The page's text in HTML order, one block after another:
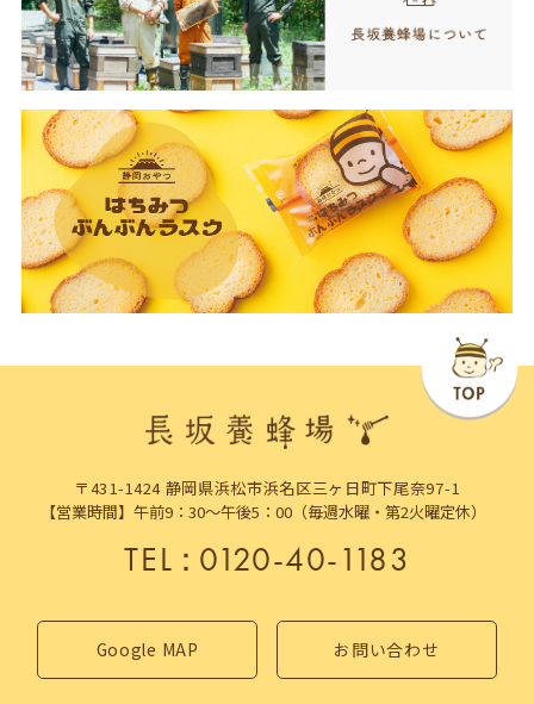
〒431-1424 静岡県浜松市浜名区三ヶ日町下尾奈97-1
【営業時間】午前9：30～午後5：00（毎週水曜・第2火曜定休）
TEL：0120-40-1183
Google MAP お問い合わせ